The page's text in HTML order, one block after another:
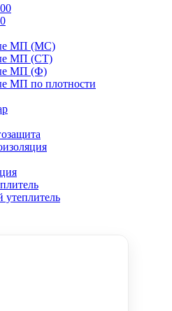
МП (МС)
МП (СТ)
МП (Ф)
МП по плотности